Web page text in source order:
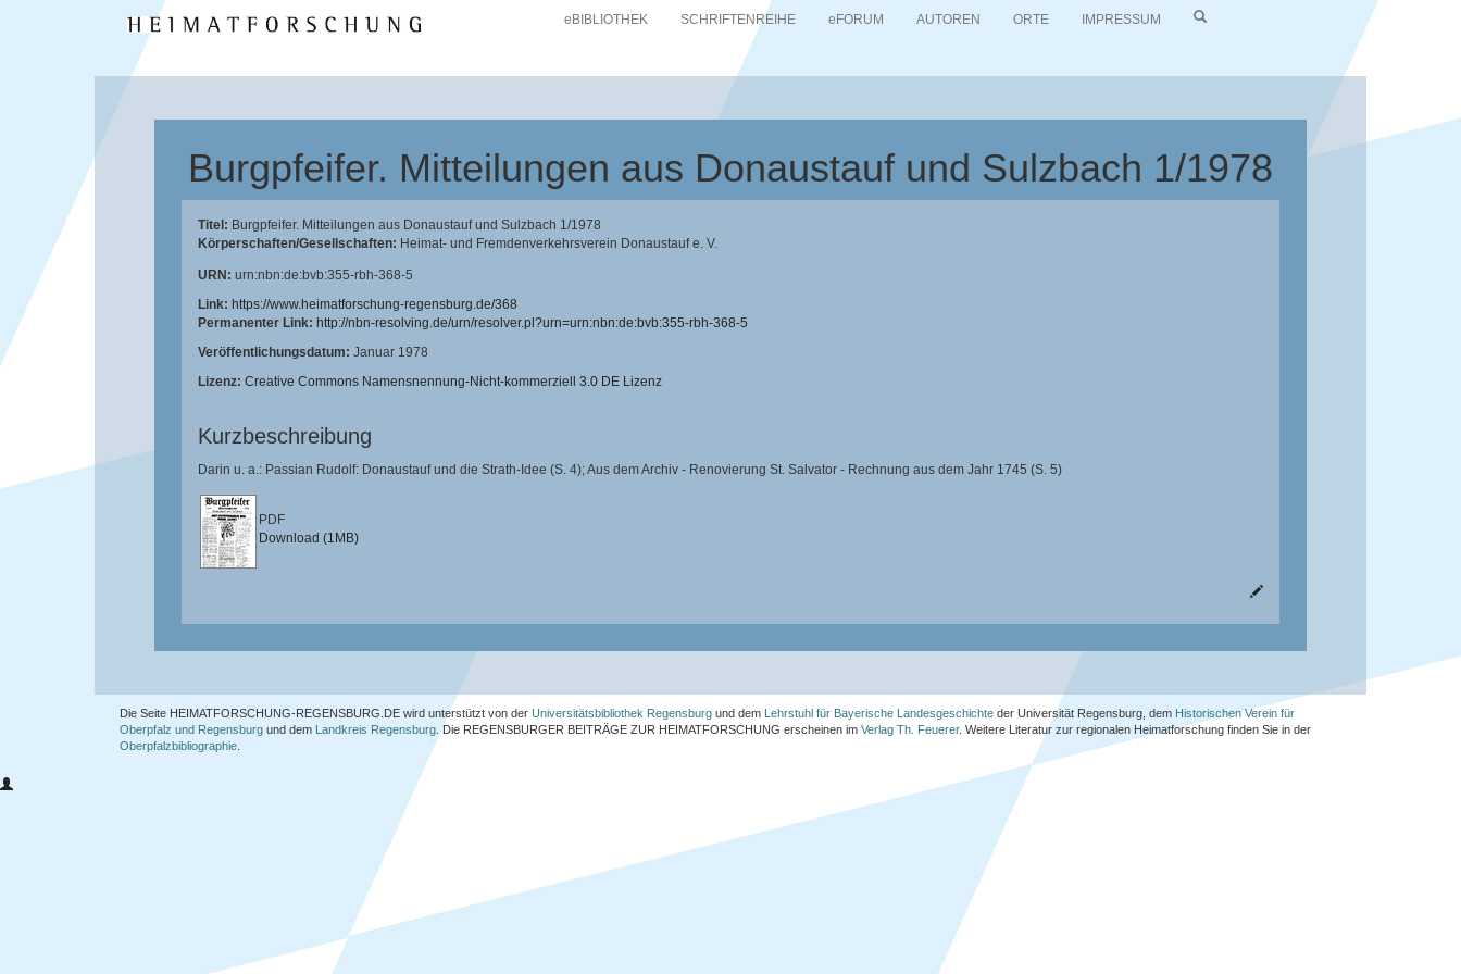
eBIBLIOTHEK SCHRIFTENREIHE eFORUM AUTOREN ORTE IMPRESSUM
Burgpfeifer. Mitteilungen aus Donaustauf und Sulzbach 1/1978
Titel: Burgpfeifer. Mitteilungen aus Donaustauf und Sulzbach 1/1978
Körperschaften/Gesellschaften: Heimat- und Fremdenverkehrsverein Donaustauf e. V.
URN: urn:nbn:de:bvb:355-rbh-368-5
Link: https://www.heimatforschung-regensburg.de/368
Permanenter Link: http://nbn-resolving.de/urn/resolver.pl?urn=urn:nbn:de:bvb:355-rbh-368-5
Veröffentlichungsdatum: Januar 1978
Lizenz: Creative Commons Namensnennung-Nicht-kommerziell 3.0 DE Lizenz
Kurzbeschreibung
Darin u. a.: Passian Rudolf: Donaustauf und die Strath-Idee (S. 4); Aus dem Archiv - Renovierung St. Salvator - Rechnung aus dem Jahr 1745 (S. 5)
PDF
Download (1MB)
Die Seite HEIMATFORSCHUNG-REGENSBURG.DE wird unterstützt von der Universitätsbibliothek Regensburg und dem Lehrstuhl für Bayerische Landesgeschichte der Universität Regensburg, dem Historischen Verein für
Oberpfalz und Regensburg und dem Landkreis Regensburg . Die REGENSBURGER BEITRÄGE ZUR HEIMATFORSCHUNG erscheinen im Verlag Th. Feuerer. Weitere Literatur zur regionalen Heimatforschung finden Sie in der
Oberpfalzbibliographie